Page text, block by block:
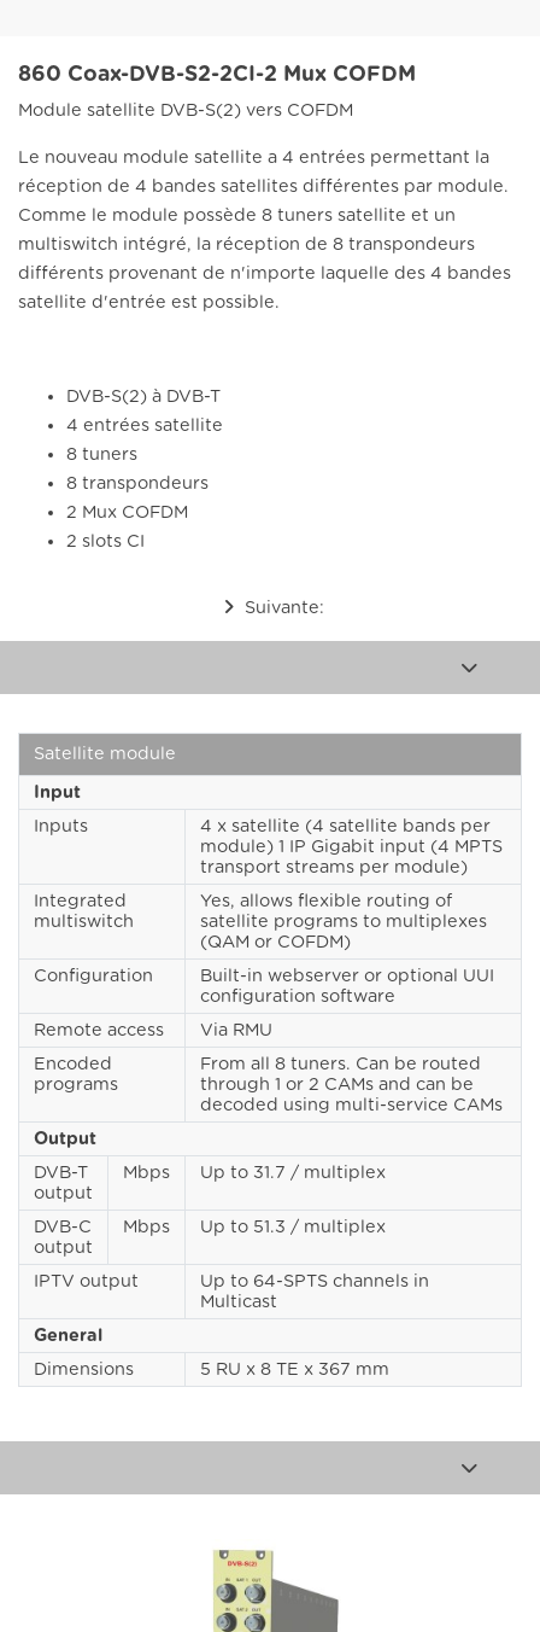
860 Coax-DVB-S2-2CI-2 Mux COFDM
Module satellite DVB-S(2) vers COFDM
Le nouveau module satellite a 4 entrées permettant la
réception de 4 bandes satellites différentes par module.
Comme le module possède 8 tuners satellite et un
multiswitch intégré, la réception de 8 transpondeurs
différents provenant de n'importe laquelle des 4 bandes
satellite d'entrée est possible.
DVB-S(2) à DVB-T
4 entrées satellite
8 tuners
8 transpondeurs
2 Mux COFDM
2 slots CI
Suivante:
Satellite module
Input
Inputs
4 x satellite (4 satellite bands per
module) 1 IP Gigabit input (4 MPTS
transport streams per module)
Integrated
multiswitch
Yes, allows flexible routing of
satellite programs to multiplexes
(QAM or COFDM)
Configuration
Built-in webserver or optional UUI
configuration software
Remote access
Via RMU
Encoded
programs
From all 8 tuners. Can be routed
through 1 or 2 CAMs and can be
decoded using multi-service CAMs
Output
DVB-T
output
Mbps Up to 31.7 / multiplex
DVB-C
output
Mbps Up to 51.3 / multiplex
IPTV output
Up to 64-SPTS channels in
Multicast
General
Dimensions
5 RU x 8 TE x 367 mm